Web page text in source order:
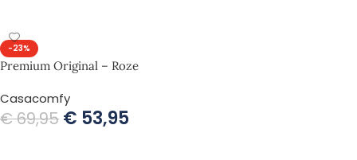
-23%
Premium Original – Roze
Casacomfy
€69,95 € 53,95